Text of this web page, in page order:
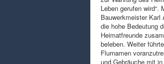
Leben gerufen
Bauwerkmeister
die hohe Bedeutung
Heimatfreunde
beleben. Weiter
Flurnamen
und Gebräuche mit